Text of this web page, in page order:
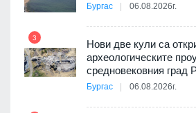
Бургас 06.08.2026г.
3
Нови две кули са
археологическите
средновековния град
Бургас 06.08.2026г.